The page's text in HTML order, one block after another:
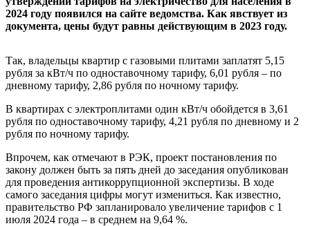
2024 году появился на сайте ведомства. Как явствует из
документа, цены будут равны действующим в 2023 году.
Так, владельцы квартир с газовыми плитами заплатят 5,15
рубля за кВт/ч по одноставочному тарифу, 6,01 рубля – по
дневному тарифу, 2,86 рубля по ночному тарифу.
В квартирах с электроплитами один кВт/ч обойдется в 3,61
рубля по одноставочному тарифу, 4,21 рубля по дневному и 2
рубля по ночному тарифу.
Впрочем, как отмечают в РЭК, проект постановления по
закону должен быть за пять дней до заседания опубликован
для проведения антикоррупционной экспертизы. В ходе
самого заседания цифры могут измениться. Как известно,
правительство РФ запланировало увеличение тарифов с 1
июля 2024 года – в среднем на 9,64 %.